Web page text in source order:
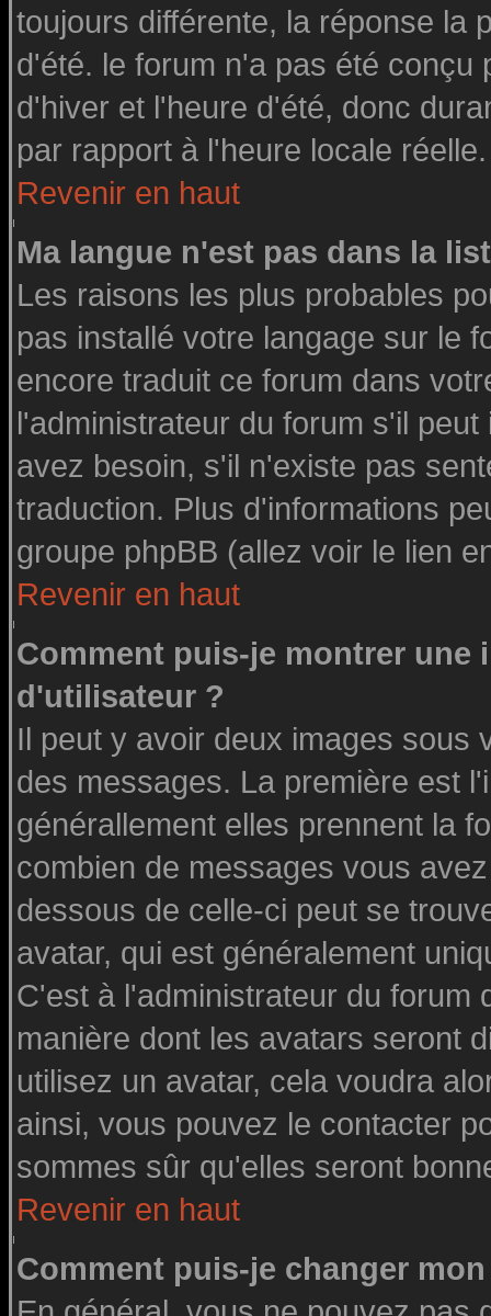
toujours différente, la réponse la
d'été. le forum n'a pas été conçu
d'hiver et l'heure d'été, donc
par rapport à l'heure locale réelle.
Revenir en haut
Ma langue n'est pas dans la
Les raisons les plus probables
pas installé votre langage sur le
encore traduit ce forum dans
l'administrateur du forum s'il
avez besoin, s'il n'existe pas
traduction. Plus d'informations
groupe phpBB (allez voir le lien
Revenir en haut
Comment puis-je montrer une
d'utilisateur ?
Il peut y avoir deux images sous
des messages. La première est
générallement elles prennent la
combien de messages vous
dessous de celle-ci peut se
avatar, qui est généralement
C'est à l'administrateur du forum
manière dont les avatars seront
utilisez un avatar, cela voudra
ainsi, vous pouvez le contacter
sommes sûr qu'elles seront
Revenir en haut
Comment puis-je changer